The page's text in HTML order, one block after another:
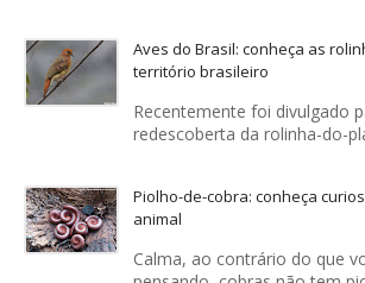
Aves do Brasil: conheça as
território brasileiro
Recentemente foi divulgado
redescoberta da rolinha-do-
Piolho-de-cobra: conheça
animal
Calma, ao contrário do que